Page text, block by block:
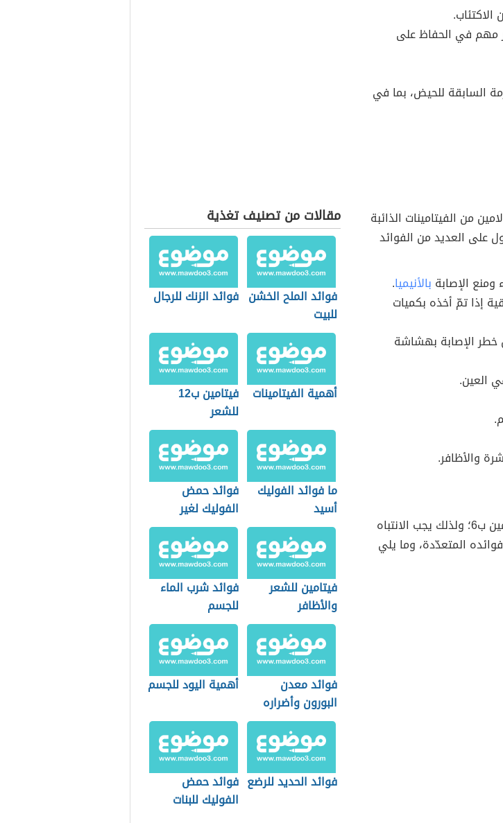
مهم في الحفاظ على
السابقة للحيض، بما في
بالكوبالامين من الفيتامينات الذائبة
على العديد من الفوائد
ومنع الإصابة بالأنيميا.
إذا تمّ أخذه بكميات
الإصابة بهشاشة
العين.
والأظافر.
يُعاني غالبية الأشخاص من نقص فيتامين ب6؛ ولذلك يجب الانتباه
المتعدّدة، وما يلي
مقالات من تصنيف تغذية
فوائد الملح الخشن
للبيت
فوائد الزنك للرجال
أهمية الفيتامينات
فيتامين ب12
للشعر
ما فوائد الفوليك
أسيد
فوائد حمض
الفوليك لغير
الحامل
فيتامين للشعر
والأظافر
فوائد شرب الماء
للجسم
فوائد معدن
البورون وأضراره
أهمية اليود للجسم
فوائد الحديد للرضع فوائد حمض
الفوليك للبنات